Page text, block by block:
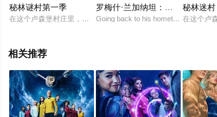
秘林谜村第一季
在这个卢森堡村庄里，人人都有秘密。坏脾气督察路克·卡皮塔
罗梅什·兰加纳坦：玩世不恭者
Going back to his hometown of
秘林迷村
在这个卢
相关推荐